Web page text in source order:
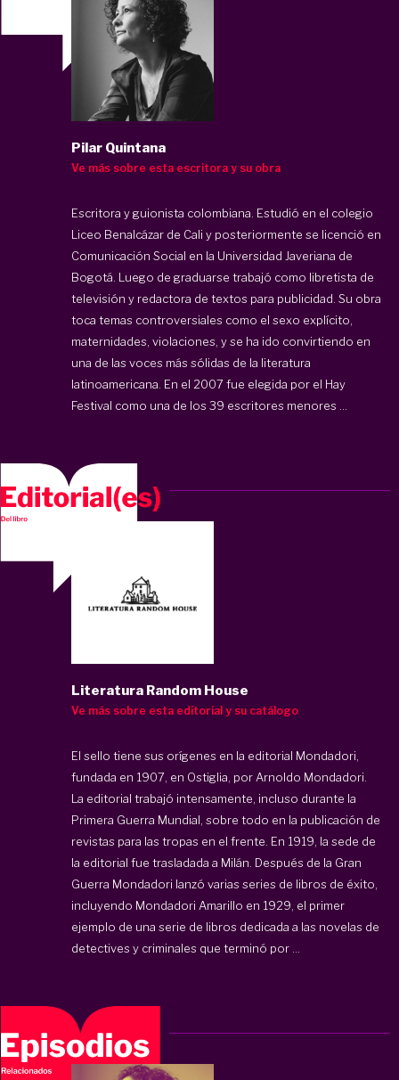
Pilar Quintana
Ve más sobre esta escritora y su obra
Escritora y guionista colombiana. Estudió en el colegio
Liceo Benalcázar de Cali y posteriormente se licenció en
Comunicación Social en la Universidad Javeriana de
Bogotá. Luego de graduarse trabajó como libretista de
televisión y redactora de textos para publicidad. Su obra
toca temas controversiales como el sexo explícito,
maternidades, violaciones, y se ha ido convirtiendo en
una de las voces más sólidas de la literatura
latinoamericana. En el 2007 fue elegida por el Hay
Festival como una de los 39 escritores menores ...
Literatura Random House
Ve más sobre esta editorial y su catálogo
El sello tiene sus orígenes en la editorial Mondadori,
fundada en 1907, en Ostiglia, por Arnoldo Mondadori.
La editorial trabajó intensamente, incluso durante la
Primera Guerra Mundial, sobre todo en la publicación de
revistas para las tropas en el frente. En 1919, la sede de
la editorial fue trasladada a Milán. Después de la Gran
Guerra Mondadori lanzó varias series de libros de éxito,
incluyendo Mondadori Amarillo en 1929, el primer
ejemplo de una serie de libros dedicada a las novelas de
detectives y criminales que terminó por ...